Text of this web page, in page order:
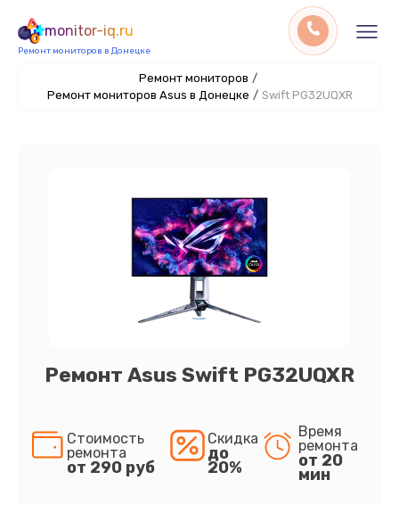
monitor-iq.ru
Ремонт мониторов в Донецке
Ремонт мониторов /
Ремонт мониторов Asus в Донецке / Swift PG32UQXR
Ремонт Asus Swift PG32UQXR
Стоимость
ремонта
от 290 руб
Скидка
до
20%
Время
ремонта
от 20
мин